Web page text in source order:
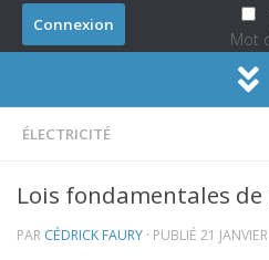
Mot
ÉLECTRICITÉ
Lois fondamentales de
PAR CÉDRICK FAURY · PUBLIÉ 21
Modéliser>Électricité
PREMIÈRE ET TERMINALE
Organisation